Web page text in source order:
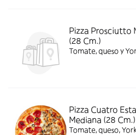
Pizza Prosciutto
(28 Cm.)
Tomate, queso y
Pizza Cuatro
Mediana (28 Cm.)
Tomate, queso,